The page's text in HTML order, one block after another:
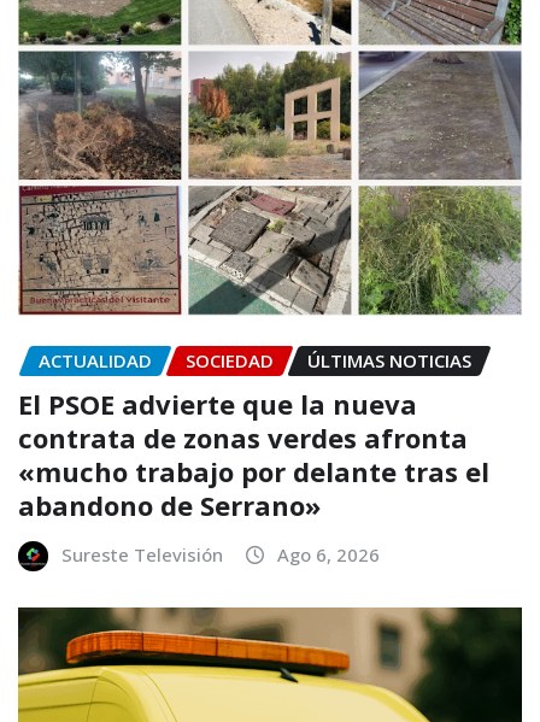
ACTUALIDAD SOCIEDAD ÚLTIMAS NOTICIAS
El PSOE advierte que la nueva
contrata de zonas verdes afronta
«mucho trabajo por delante tras el
abandono de Serrano»
Sureste Televisión Ago 6, 2026